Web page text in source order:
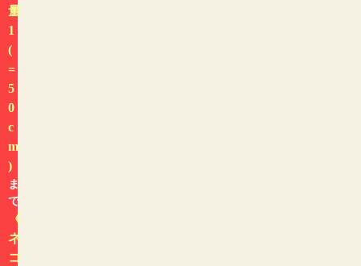
量
1
(
=
5
0
c
m
)
ま
で
《
ネ
コ